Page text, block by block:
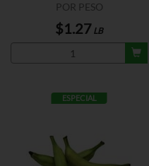
POR PESO
$1.27 LB
ESPECIAL